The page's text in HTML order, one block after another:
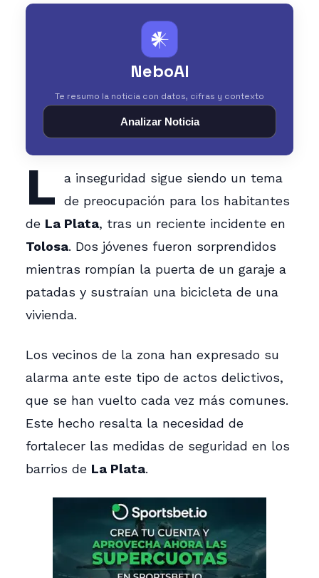
𒀭
NeboAI
Te resumo la noticia con datos, cifras y contexto
Analizar Noticia
L
a inseguridad sigue siendo un tema
de preocupación para los habitantes
de La Plata, tras un reciente incidente en
Tolosa. Dos jóvenes fueron sorprendidos
mientras rompían la puerta de un garaje a
patadas y sustraían una bicicleta de una
vivienda.
Los vecinos de la zona han expresado su
alarma ante este tipo de actos delictivos,
que se han vuelto cada vez más comunes.
Este hecho resalta la necesidad de
fortalecer las medidas de seguridad en los
barrios de La Plata.